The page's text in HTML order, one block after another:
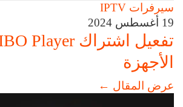
سيرفرات IPTV
19 أغسطس 2024
الأجهزة
عرض المقال ←